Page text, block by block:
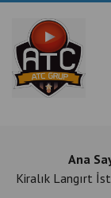
Ana
Kiralık Langırt